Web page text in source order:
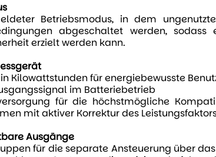
Betriebsmodus, in dem
abgeschaltet werden,
erzielt werden kann.
Kilowattstunden für energiebewusste
im Batteriebetrieb
für die höchstmögliche
mit aktiver Korrektur des
Ausgänge
für die separate Ansteuerung über